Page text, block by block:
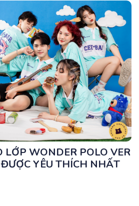
LỚP WONDER POLO VER
YÊU THÍCH NHẤT